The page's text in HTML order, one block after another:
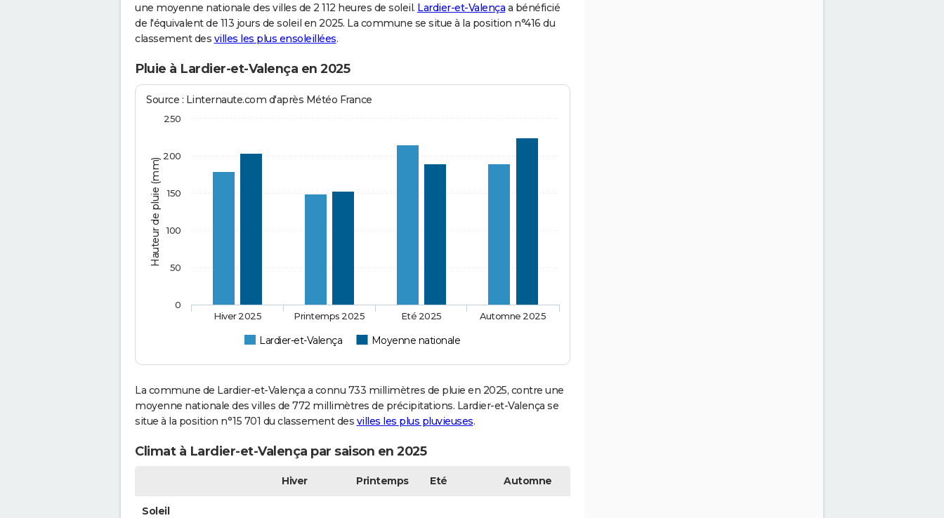
une moyenne nationale des villes de 2 112 heures de soleil. Lardier-et-Valença a bénéficié
de l'équivalent de 113 jours de soleil en 2025. La commune se situe à la position n°416 du
classement des villes les plus ensoleillées.
Pluie à Lardier-et-Valença en 2025
Hauteur de pluie (mm)
Source : Linternaute.com d'après Météo France
Lardier-et-Valença Moyenne nationale
Hiver 2025 Printemps 2025 Eté 2025 Automne 2025
0
50
100
150
200
250
La commune de Lardier-et-Valença a connu 733 millimètres de pluie en 2025, contre une
moyenne nationale des villes de 772 millimètres de précipitations. Lardier-et-Valença se
situe à la position n°15 701 du classement des villes les plus pluvieuses.
Climat à Lardier-et-Valença par saison en 2025
Hiver Printemps Eté Automne
Soleil